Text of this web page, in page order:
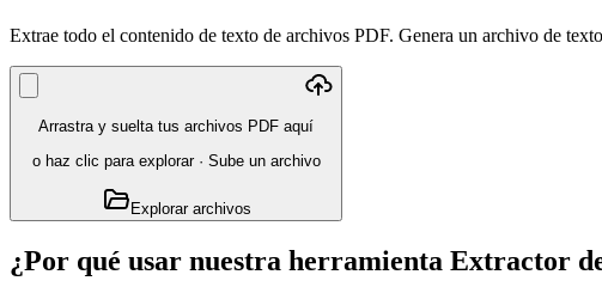
Extrae todo el contenido de texto de archivos PDF. Genera un archivo de
Arrastra y suelta tus archivos PDF aquí
o haz clic para explorar· Sube un archivo
Explorar archivos
¿Por qué usar nuestra herramienta Extractor